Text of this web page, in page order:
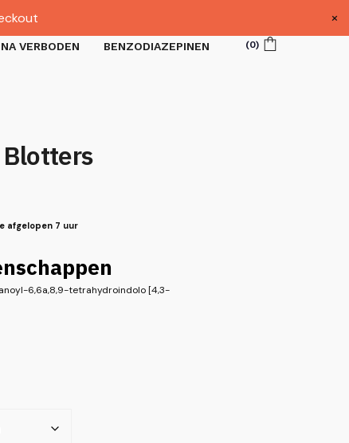
VERBODEN BENZODIAZEPINEN (0)
Blotters
afgelopen 7 uur
6,6a,8,9-tetrahydroindolo [4,3-
×